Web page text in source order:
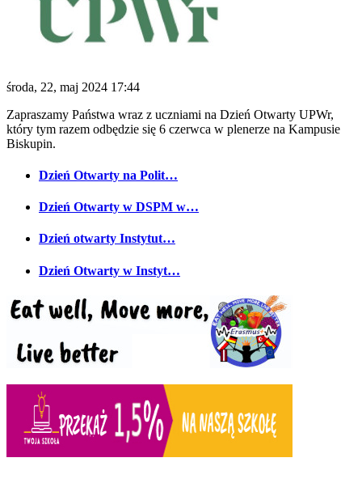
środa, 22, maj 2024 17:44
Zapraszamy Państwa wraz z uczniami na Dzień Otwarty UPWr,
który tym razem odbędzie się 6 czerwca w plenerze na Kampusie
Biskupin.
Dzień Otwarty na Polit…
Dzień Otwarty w DSPM w…
Dzień otwarty Instytut…
Dzień Otwarty w Instyt…